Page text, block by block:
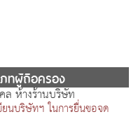
ภทผู้ถือครอง
ล ห้างร้านบริษัท
นบริษัทฯ ในการยื่นขอจด